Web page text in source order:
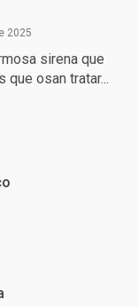
2025
sirena que
osan tratar...